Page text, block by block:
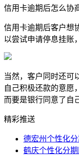
信用卡逾期后怎么协
信用卡逾期后客户想
以尝试申请停息挂账
当然，客户同时还可
自己积极还款的意愿
而要是银行同意了自
精彩推送
德宏州个性化
鹤庆个性化分